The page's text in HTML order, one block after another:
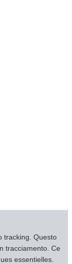
tracking. Questo
tracciamento. Ce
essentielles.